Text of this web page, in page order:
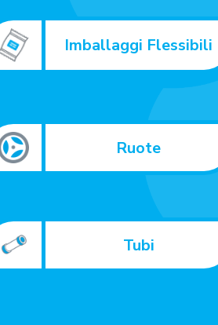
Imballaggi Flessibili
Ruote
Tubi